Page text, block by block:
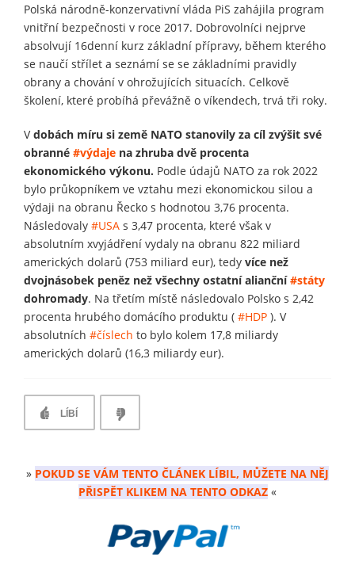
Polská národně-konzervativní vláda PiS zahájila program
vnitřní bezpečnosti v roce 2017. Dobrovolníci nejprve
absolvují 16denní kurz základní přípravy, během kterého
se naučí střílet a seznámí se se základními pravidly
obrany a chování v ohrožujících situacích. Celkově
školení, které probíhá převážně o víkendech, trvá tři roky.
Vdobách míru si země NATO stanovily za cíl zvýšit své
obranné #výdaje na zhruba dvě procenta
ekonomického výkonu. Podle údajů NATO za rok 2022
bylo průkopníkem ve vztahu mezi ekonomickou silou a
výdaji na obranu Řecko s hodnotou 3,76 procenta.
Následovaly #USA s 3,47 procenta, které však v
absolutním xvyjádření vydaly na obranu 822 miliard
amerických dolarů (753 miliard eur), tedy více než
dvojnásobek peněz než všechny ostatní alianční#státy
dohromady. Na třetím místě následovalo Polsko s 2,42
procenta hrubého domácího produktu ( #HDP ). V
absolutních #číslech to bylo kolem 17,8 miliardy
amerických dolarů (16,3 miliardy eur).
LÍBÍ
» POKUD SE VÁM TENTO ČLÁNEK LÍBIL, MŮŽETE NA NĚJ
PŘISPĚT KLIKEM NA TENTO ODKAZ «